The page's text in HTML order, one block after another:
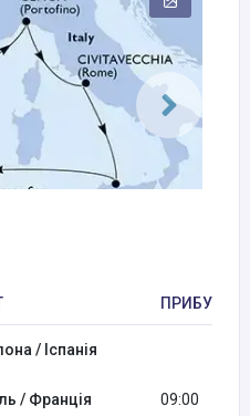
ПРИБУТТЯ
/ Іспанія
/ Франція 09:00